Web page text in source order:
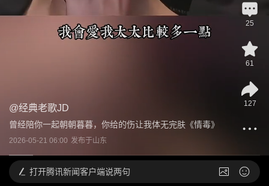
@经典老歌JD
曾经陪你一起朝朝暮暮，你给的伤让我体无完肤《情毒》
2026-05-21 06:00 发布于山东
25
61
127
打开腾讯新闻客户端说两句